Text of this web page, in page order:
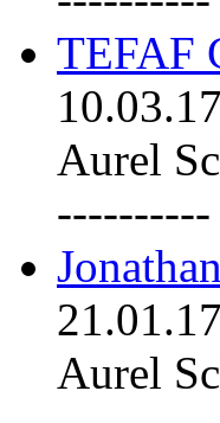
TEFAF
10.03.17
Aurel
----------
21.01.17
Aurel